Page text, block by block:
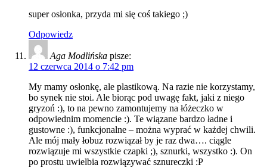
super osłonka, przyda mi się coś takiego ;)
Odpowiedz
Aga Modlińska pisze:
12 czerwca 2014 o 7:42 pm
My mamy osłonkę, ale plastikową. Na razie nie korzystamy,
bo synek nie stoi. Ale biorąc pod uwagę fakt, jaki z niego
gryzoń :), to na pewno zamontujemy na łóżeczko w
odpowiednim momencie :). Te wiązane bardzo ładne i
gustowne :), funkcjonalne – można wyprać w każdej chwili.
Ale mój mały łobuz rozwiązał by je raz dwa…. ciągle
rozwiązuje mi wszystkie czapki ;), sznurki, wszystko :). On
po prostu uwielbia rozwiązywać sznureczki :P